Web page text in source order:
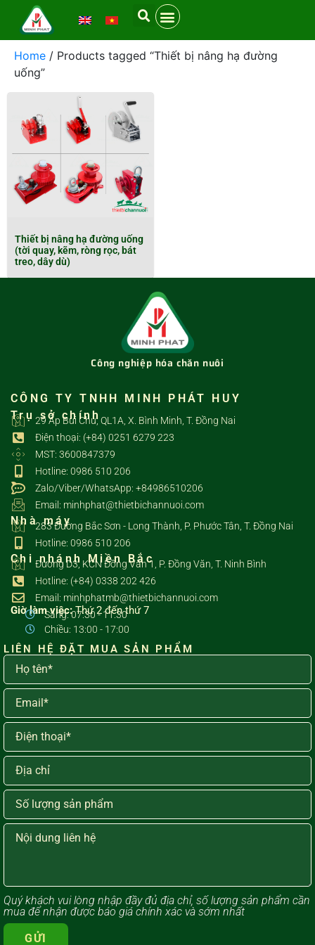
Home / Products tagged “Thiết bị nâng hạ đường
uống”
Thiết bị nâng hạ đường uống
(tời quay, kẽm, ròng rọc, bát
treo, dây dù)
Công nghiệp hóa chăn nuôi
CÔNG TY TNHH MINH PHÁT HUY
Trụ sở chính
29 Ấp Bùi Chu, QL1A, X. Bình Minh, T. Đồng Nai
Điện thoại: (+84) 0251 6279 223
MST: 3600847379
Hotline: 0986 510 206
Zalo/Viber/WhatsApp: +84986510206
Email: minhphat@thietbichannuoi.com
Nhà máy
283 Đường Bắc Sơn - Long Thành, P. Phước Tân, T. Đồng Nai
Hotline: 0986 510 206
Chi nhánh Miền Bắc
Đường D3, KCN Đồng Văn 1, P. Đồng Văn, T. Ninh Bình
Hotline: (+84) 0338 202 426
Email: minhphatmb@thietbichannuoi.com
Giờ làm việc:Thứ 2 đến thứ 7
Sáng: 07:30 - 11:30
Chiều: 13:00 - 17:00
LIÊN HỆ ĐẶT MUA SẢN PHẨM
Quý khách vui lòng ​nhập đầy đủ địa chỉ, số lượng sản phẩm cần
mua để nhận được báo giá chính xác và sớm nhất